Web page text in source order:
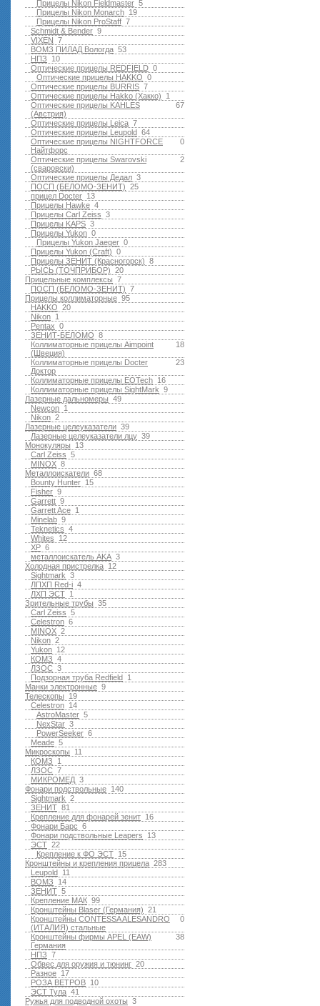
5
Прицелы Nikon Fieldmaster
19
Прицелы Nikon Monarch
7
Прицелы Nikon ProStaff
9
Schmidt & Bender
7
VIXEN
53
ВОМЗ ПИЛАД Вологда
10
НПЗ
0
Оптические прицелы REDFIELD
0
Оптические прицелы HAKKO
7
Оптические прицелы BURRIS
1
Оптические прицелы Hakko (Хакко)
67
Оптические прицелы KAHLES
(Австрия)
7
Оптические прицелы Leica
64
Оптические прицелы Leupold
0
Оптические прицелы NIGHTFORCE
Найтфорс
2
Оптические прицелы Swarovski
(сваровски)
3
Оптические прицелы Дедал
25
ПОСП (БЕЛОМО-ЗЕНИТ)
13
прицел Docter
4
Прицелы Hawke
3
Прицелы Carl Zeiss
3
Прицелы KAPS
0
Прицелы Yukon
0
Прицелы Yukon Jaeger
0
Прицелы Yukon (Craft)
8
Прицелы ЗЕНИТ (Красногорск)
20
РЫСЬ (ТОЧПРИБОР)
7
Прицельные комплексы
7
ПОСП (БЕЛОМО-ЗЕНИТ)
95
Прицелы коллиматорные
20
HAKKO
1
Nikon
0
Pentax
8
ЗЕНИТ-БЕЛОМО
18
Коллиматорные прицелы Aimpoint
(Швеция)
23
Коллиматорные прицелы Docter
Доктор
16
Коллиматорные прицелы EOTech
9
Коллиматорные прицелы SightMark
49
Лазерные дальномеры
1
Newcon
2
Nikon
39
Лазерные целеуказатели
39
Лазерные целеуказатели лцу
13
Монокуляры
5
Carl Zeiss
8
MINOX
68
Металлоискатели
15
Bounty Hunter
9
Fisher
9
Garrett
1
Garrett Ace
9
Minelab
4
Teknetics
12
Whites
6
XP
3
металлоискатель AKA
12
Холодная пристрелка
3
Sightmark
4
ЛПХП Red-i
1
ЛХП ЭСТ
35
Зрительные трубы
5
Carl Zeiss
6
Celestron
2
MINOX
2
Nikon
12
Yukon
4
КОМЗ
3
ЛЗОС
1
Подзорная труба Redfield
9
Манки электронные
19
Телескопы
14
Celestron
5
AstroMaster
3
NexStar
6
PowerSeeker
5
Meade
11
Микроскопы
1
КОМЗ
7
ЛЗОС
3
МИКРОМЕД
140
Фонари подствольные
2
Sightmark
81
ЗЕНИТ
16
Крепление для фонарей зенит
6
Фонари Барс
13
Фонари подствольные Leapers
22
ЭСТ
15
Крепление к ФО ЭСТ
283
Кронштейны и крепления прицела
11
Leupold
14
ВОМЗ
5
ЗЕНИТ
99
Крепление МАК
21
Кронштейны Blaser (Германия)
0
Кронштейны CONTESSA ALESANDRO
(ИТАЛИЯ) стальные
38
Кронштейны фирмы APEL (EAW)
Германия
7
НПЗ
20
Обвес для оружия и тюнинг
17
Разное
10
РОЗА ВЕТРОВ
41
ЭСТ Тула
3
Ружья для подводной оxоты